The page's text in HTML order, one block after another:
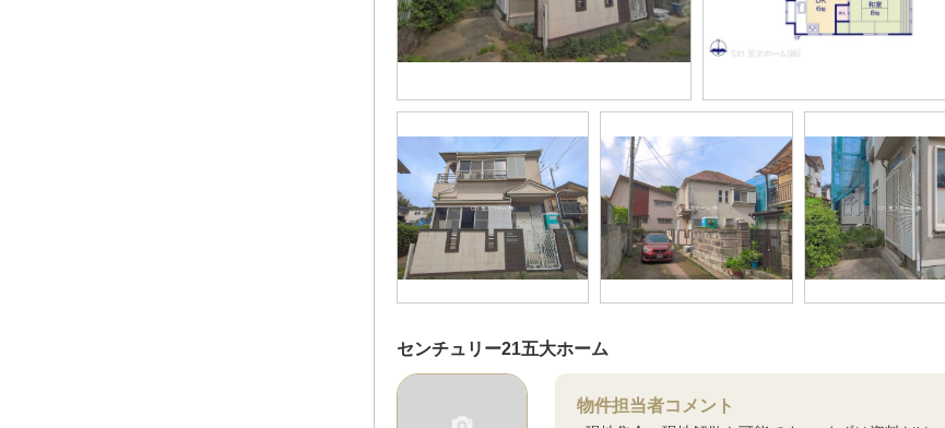
センチュリー21五大ホーム
物件担当者コメント